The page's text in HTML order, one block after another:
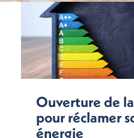
Ouverture de
pour réclamer
énergie